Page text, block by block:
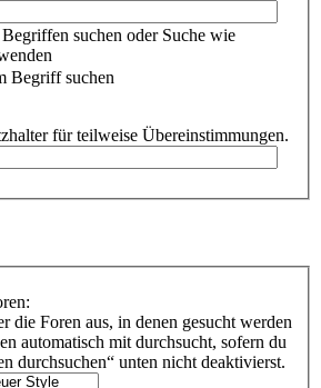
suchen oder Suche wie
Begriff suchen
für teilweise Übereinstimmungen.
die Foren aus, in denen gesucht werden
automatisch mit durchsucht, sofern du
durchsuchen“ unten nicht deaktivierst.